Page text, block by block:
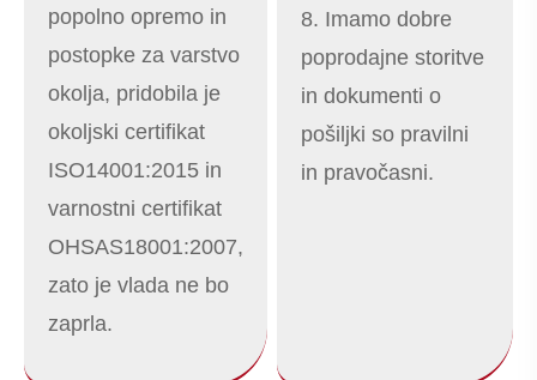
popolno opremo in
postopke za varstvo
okolja, pridobila je
okoljski certifikat
ISO14001:2015 in
varnostni certifikat
OHSAS18001:2007,
zato je vlada ne bo
zaprla.
8. Imamo dobre
poprodajne storitve
in dokumenti o
pošiljki so pravilni
in pravočasni.